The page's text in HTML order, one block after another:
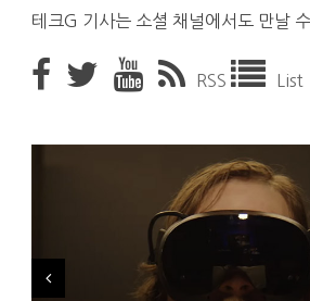
테크G 기사는 소셜 채널에서도 만날
RSS List